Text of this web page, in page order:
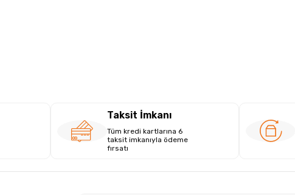
Taksit İmkanı
Tüm kredi kartlarına 6
taksit imkanıyla ödeme
fırsatı